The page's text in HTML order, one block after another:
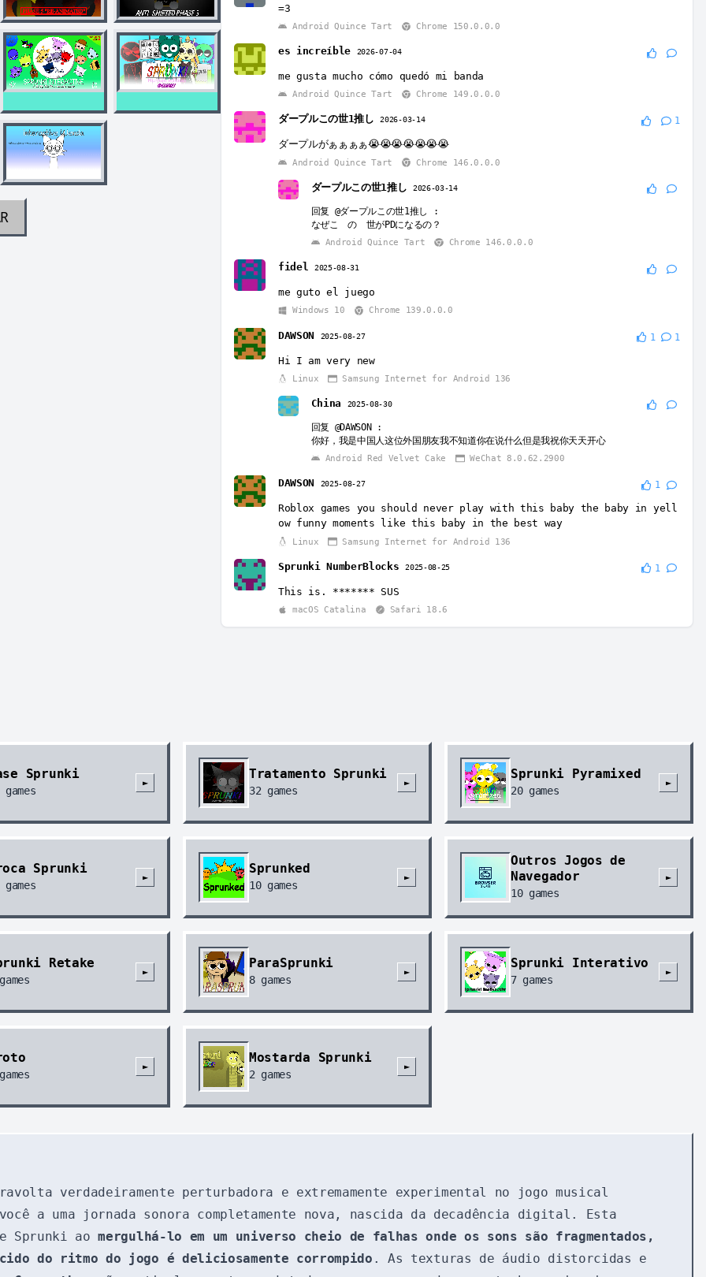
=3
Android Quince Tart Chrome 150.0.0.0
es increíble 2026-07-04
me gusta mucho cómo quedó mi banda
Android Quince Tart Chrome 149.0.0.0
ダープルこの世1推し 2026-03-14 1
ダープルがぁぁぁぁ😭😭😭😭😭😭😭
Android Quince Tart Chrome 146.0.0.0
ダープルこの世1推し 2026-03-14
回复 @ダープルこの世1推し
:
なぜこ の 世がPDになるの？
Android Quince Tart
Chrome 146.0.0.0
fidel 2025-08-31
me guto el juego
Windows 10 Chrome 139.0.0.0
DAWSON 2025-08-27 1 1
Hi I am very new
Linux Samsung Internet for Android 136
China 2025-08-30
回复 @DAWSON
:
你好，我是中国人这位外国朋友我不知道你在说什么但是我祝你天天开心
Android Red Velvet Cake
WeChat 8.0.62.2900
DAWSON 2025-08-27 1
Roblox games you should never play with this baby the baby in yell
ow funny moments like this baby in the best way
Linux Samsung Internet for Android 136
Sprunki NumberBlocks 2025-08-25 1
This is. ******* SUS
macOS Catalina Safari 18.6
Sprunki
games
►
Tratamento Sprunki
32 games
►
Sprunki Pyramixed
20games
►
Sprunki
games
►
Sprunked
10games
►
Outros Jogos de
Navegador
10games
►
Retake
►
ParaSprunki
8games
►
Sprunki Interativo
7games
►
►
Mostarda Sprunki
2 games
►
verdadeiramente perturbadora e extremamente experimental no jogo musical
a uma jornada sonora completamente nova, nascida da decadência digital. Esta
Sprunki aomergulhá-lo em um universo cheio de falhas onde os sons são fragmentados,
do ritmo do jogo é deliciosamente corrompido . As texturas de áudio distorcidas e